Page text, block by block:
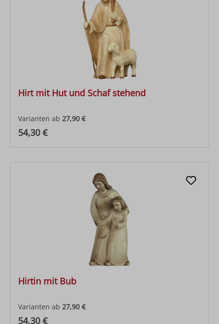
Hirt mit Hut und Schaf stehend
Varianten ab 27,90 €
Regulärer Preis:
54,30 €
Hirtin mit Bub
Varianten ab 27,90 €
Regulärer Preis:
54,30 €